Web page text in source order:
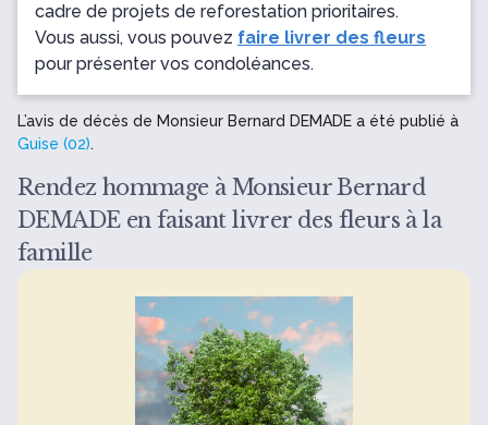
cadre de projets de reforestation prioritaires.
Vous aussi, vous pouvez faire livrer des fleurs
pour présenter vos condoléances.
L’avis de décès de Monsieur Bernard DEMADE a été publié à
Guise (02).
Rendez hommage à Monsieur Bernard
DEMADE en faisant livrer des fleurs à la
famille